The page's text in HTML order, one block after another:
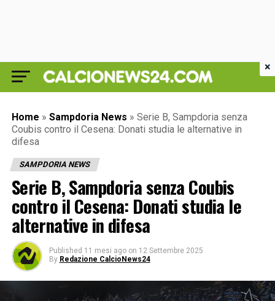
Home » Sampdoria News » Serie B, Sampdoria senza
Coubis contro il Cesena: Donati studia le alternative in
difesa
SAMPDORIA NEWS
Serie B, Sampdoria senza Coubis
contro il Cesena: Donati studia le
alternative in difesa
Published 11 mesi ago on 12 Settembre 2025
By Redazione CalcioNews24
×